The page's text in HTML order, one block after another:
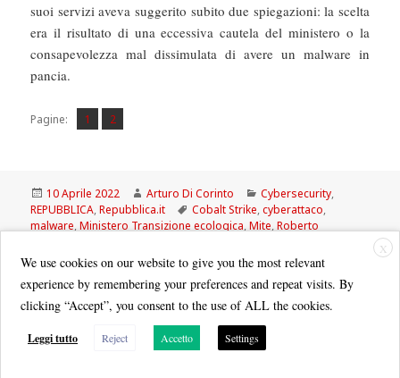
suoi servizi aveva suggerito subito due spiegazioni: la scelta
era il risultato di una eccessiva cautela del ministero o la
consapevolezza mal dissimulata di avere un malware in
pancia.
Pagine: Pagina
1 ,
Pagina
2
Scritto
il
10 Aprile 2022 Autore
Arturo Di Corinto Categorie
Cybersecurity,
REPUBBLICA,Repubblica.it Tag
Cobalt Strike,cyberattaco,
malware,Ministero Transizione ecologica,Mite,Roberto
X
We use cookies on our website to give you the most relevant
experience by remembering your preferences and repeat visits. By
clicking “Accept”, you consent to the use of ALL the cookies.
Leggi tutto Reject Accetto Settings